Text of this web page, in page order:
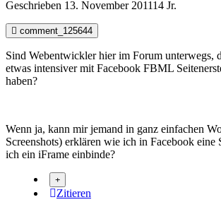
Geschrieben 13. November 201114 Jr.
comment_125644
Sind Webentwickler hier im Forum unterwegs,
etwas intensiver mit Facebook FBML
haben?
Wenn ja, kann mir jemand in ganz einfachen
Screenshots) erklären wie ich in Facebook eine
ich ein iFrame einbinde?
Zitieren